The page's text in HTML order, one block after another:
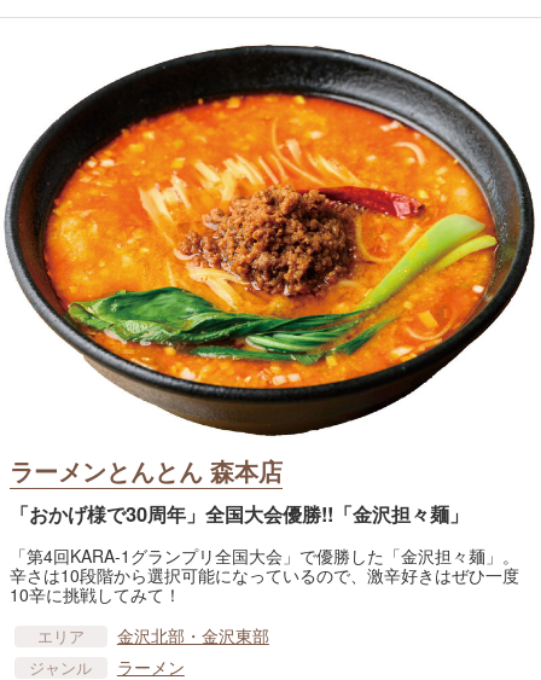
ラーメンとんとん 森本店
「おかげ様で30周年」全国大会優勝!!「金沢担々麺」
「第4回KARA-1グランプリ全国大会」で優勝した「金沢担々麺」。
辛さは10段階から選択可能になっているので、激辛好きはぜひ一度
10辛に挑戦してみて！
エリア 金沢北部・金沢東部
ジャンル ラーメン